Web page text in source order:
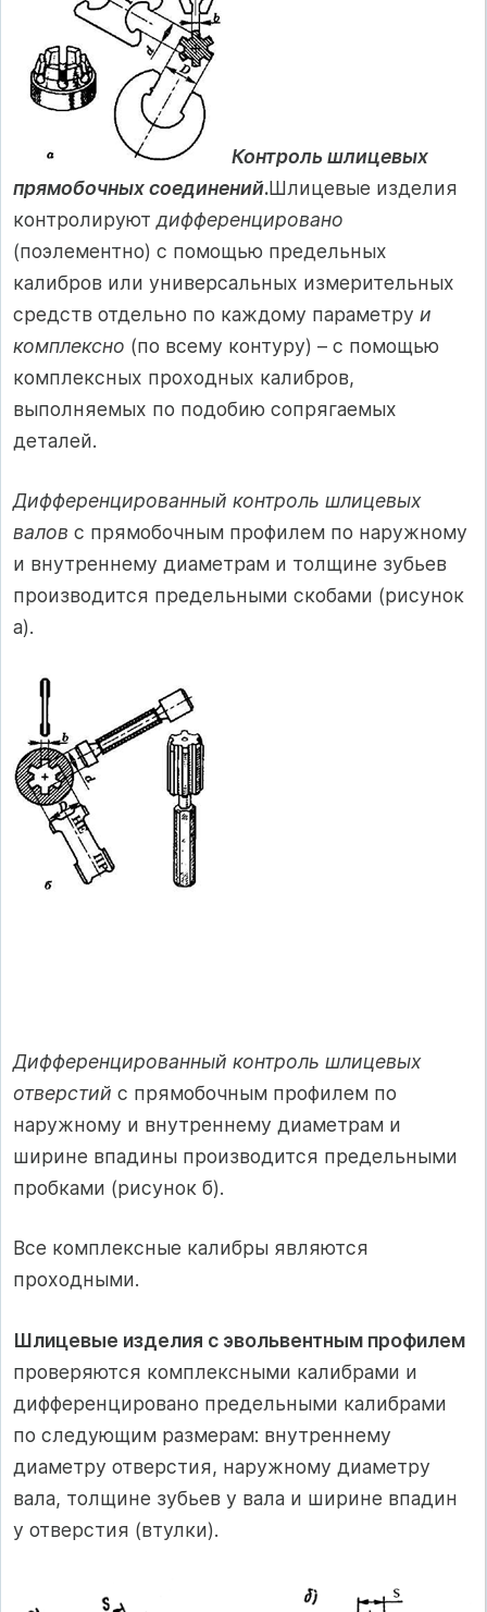
Контроль шлицевых
прямобочных соединений.Шлицевые изделия
контролируют дифференцировано
(поэлементно) с помощью предельных
калибров или универсальных измерительных
средств отдельно по каждому параметру и
комплексно (по всему контуру) – с помощью
комплексных проходных калибров,
выполняемых по подобию сопрягаемых
деталей.
Дифференцированный контроль шлицевых
валов с прямобочным профилем по наружному
и внутреннему диаметрам и толщине зубьев
производится предельными скобами (рисунок
а).
Дифференцированный контроль шлицевых
отверстий с прямобочным профилем по
наружному и внутреннему диаметрам и
ширине впадины производится предельными
пробками (рисунок б).
Все комплексные калибры являются
проходными.
Шлицевые изделия с эвольвентным профилем
проверяются комплексными калибрами и
дифференцировано предельными калибрами
по следующим размерам: внутреннему
диаметру отверстия, наружному диаметру
вала, толщине зубьев у вала и ширине впадин
у отверстия (втулки).